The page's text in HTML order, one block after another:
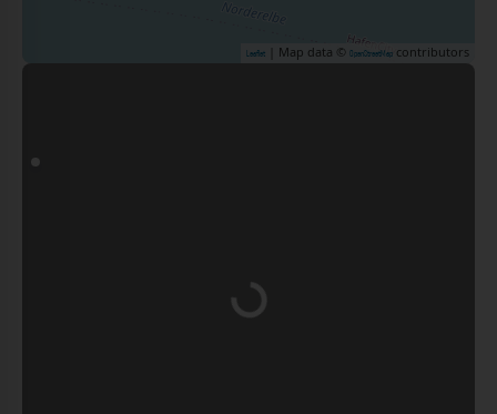
Leaflet | Map data © OpenStreetMap contributors
Wird geladen …